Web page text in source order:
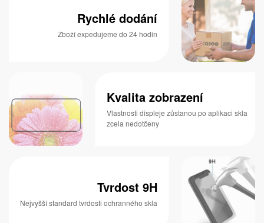
Rychlé dodání
Zboží expedujeme do 24 hodin
Kvalita zobrazení
Vlastnosti displeje zůstanou po aplikaci skla
zcela nedotčeny
Tvrdost 9H
Nejvyšší standard tvrdosti ochranného skla